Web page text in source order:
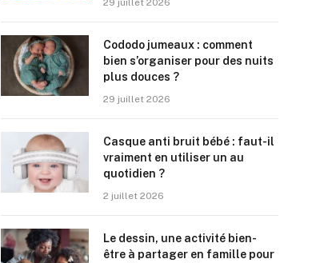
29 juillet 2026
Cododo jumeaux : comment
bien s’organiser pour des nuits
plus douces ?
29 juillet 2026
Casque anti bruit bébé : faut-il
vraiment en utiliser un au
quotidien ?
2 juillet 2026
Le dessin, une activité bien-
être à partager en famille pour